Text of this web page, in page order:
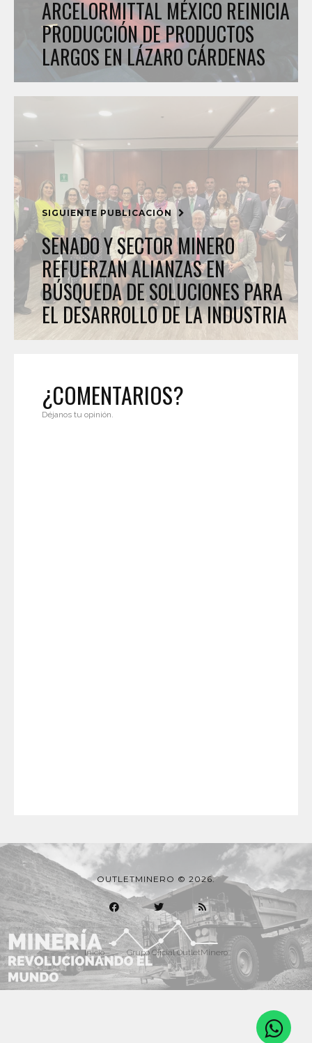
ARCELORMITTAL MÉXICO REINICIA
PRODUCCIÓN DE PRODUCTOS
LARGOS EN LÁZARO CÁRDENAS
SIGUIENTE PUBLICACIÓN
SENADO Y SECTOR MINERO
REFUERZAN ALIANZAS EN
BÚSQUEDA DE SOLUCIONES PARA
EL DESARROLLO DE LA INDUSTRIA
¿COMENTARIOS?
Déjanos tu opinión.
OUTLETMINERO © 2026.
Inicio Grupo Oficial OutletMinero